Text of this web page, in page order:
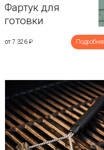
Фартук для
готовки
от 7 326 ₽ Подробнее